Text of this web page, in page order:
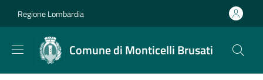
Regione Lombardia
Comune di Monticelli Brusati